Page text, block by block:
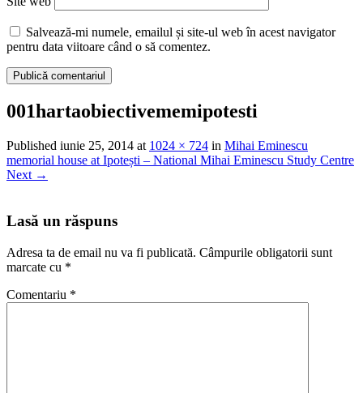
Salvează-mi numele, emailul și site-ul web în acest navigator
pentru data viitoare când o să comentez.
001hartaobiectivememipotesti
Published iunie 25, 2014 at 1024 × 724 in Mihai Eminescu
memorial house at Ipotești – National Mihai Eminescu Study Centre
Next →
Lasă un răspuns
Adresa ta de email nu va fi publicată. Câmpurile obligatorii sunt
marcate cu *
Comentariu *